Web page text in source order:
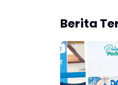
Berita